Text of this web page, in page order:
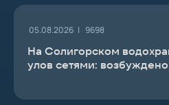
05.08.2026 | 9698
На Солигорском
улов сетями: